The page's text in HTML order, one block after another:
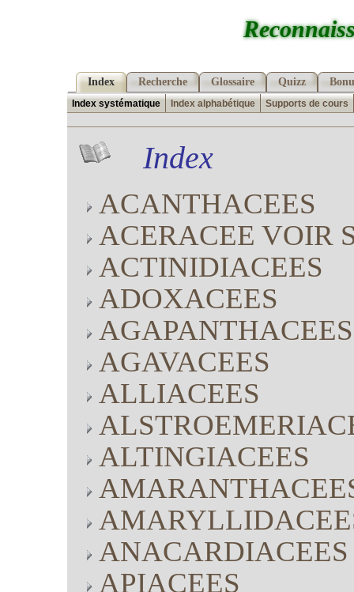
Index Recherche Glossaire Quizz
Index systématique Index alphabétique Supports de cours
Index
ACANTHACEES
ACERACEE VOIR
ACTINIDIACEES
ADOXACEES
AGAPANTHACEES
AGAVACEES
ALLIACEES
ALTINGIACEES
ANACARDIACEES
APIACEES